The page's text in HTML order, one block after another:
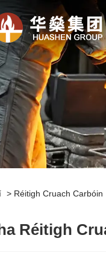
> Réitigh Cruach Carbóin
Réitigh